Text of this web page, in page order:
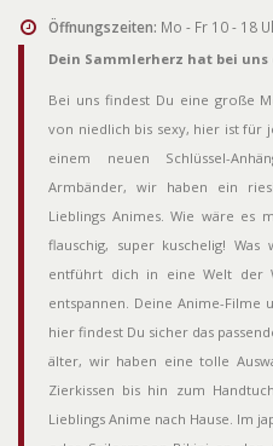
Öffnungszeiten: Mo - Fr 10 - 18
Dein Sammlerherz hat bei
Bei uns findest Du eine große
von niedlich bis sexy, hier ist für
einem neuen Schlüssel-
Armbänder, wir haben ein
Lieblings Animes. Wie wäre es
flauschig, super kuschelig!
entführt dich in eine Welt der
entspannen. Deine Anime-Filme
hier findest Du sicher das
älter, wir haben eine tolle
Zierkissen bis hin zum
Lieblings Anime nach Hause. Im